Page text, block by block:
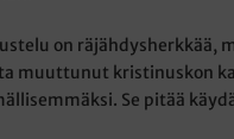
on räjähdysherkkää,
muuttunut kristinuskon
Se pitää